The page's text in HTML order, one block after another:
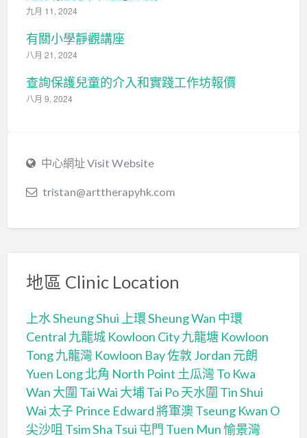
九月 11, 2024
有關小學靜觀講座
八月 21, 2024
查詢保護兒童的介入和實踐工作坊報價
八月 9, 2024
中心網址 Visit Website
tristan@arttherapyhk.com
地區 Clinic Location
上水 Sheung Shui 上環 Sheung Wan 中環
Central 九龍城 Kowloon City九龍塘 Kowloon
Tong九龍灣 Kowloon Bay佐敦 Jordan 元朗
Yuen Long北角 North Point 土瓜灣 To Kwa
Wan 大圍 Tai Wai 大埔 Tai Po天水圍 Tin Shui
Wai 太子 Prince Edward將軍澳 Tseung Kwan O
尖沙咀 Tsim Sha Tsui 屯門 Tuen Mun愉景灣